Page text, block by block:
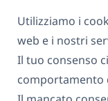
Utilizziamo i
web e i nostri
Il tuo consenso
comportamento
GDPR